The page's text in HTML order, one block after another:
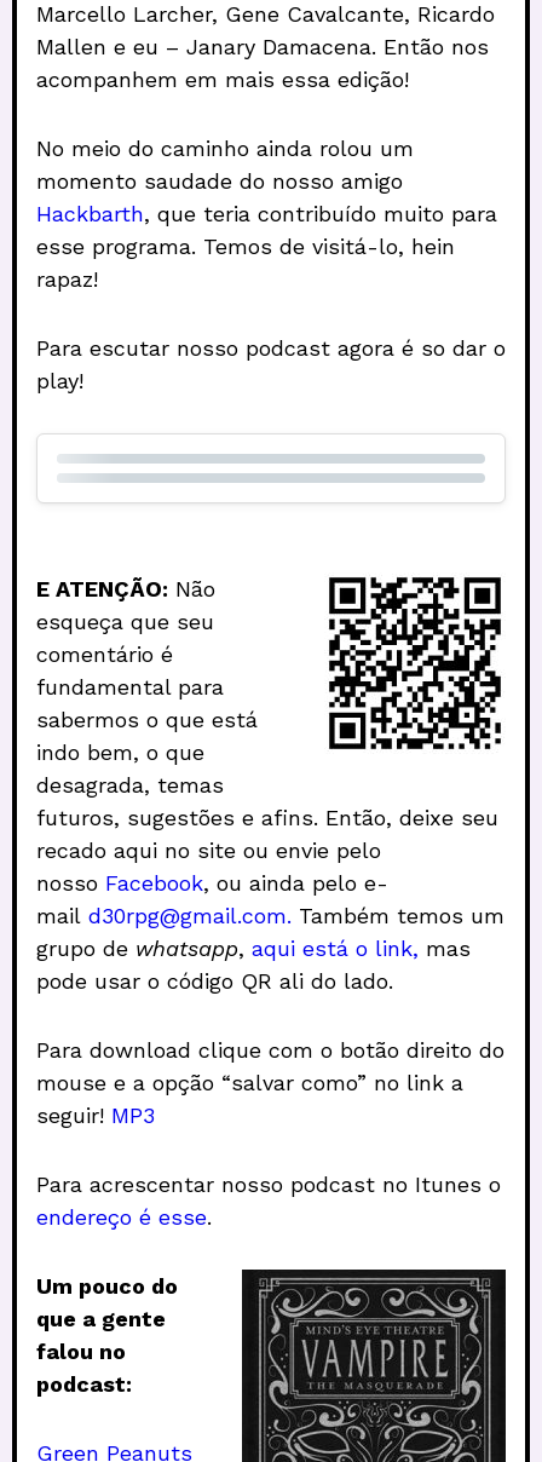
Marcello Larcher, Gene Cavalcante, Ricardo
Mallen e eu – Janary Damacena. Então nos
acompanhem em mais essa edição!
No meio do caminho ainda rolou um
momento saudade do nosso amigo
Hackbarth, que teria contribuído muito para
esse programa. Temos de visitá-lo, hein
rapaz!
Para escutar nosso podcast agora é so dar o
play!
E ATENÇÃO: Não
esqueça que seu
comentário é
fundamental para
sabermos o que está
indo bem, o que
desagrada, temas
futuros, sugestões e afins. Então, deixe seu
recado aqui no site ou envie pelo
nosso Facebook, ou ainda pelo e-
mail d30rpg@gmail.com. Também temos um
grupo de whatsapp, aqui está o link, mas
pode usar o código QR ali do lado.
Para download clique com o botão direito do
mouse e a opção “salvar como” no link a
seguir! MP3
Para acrescentar nosso podcast no Itunes o
endereço é esse.
Um pouco do
que a gente
falou no
podcast:
Green Peanuts